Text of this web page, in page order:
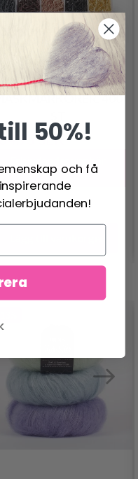
METAL
400
64.95 SEK 130.00 SEK
31/08/2026
50%!
och få